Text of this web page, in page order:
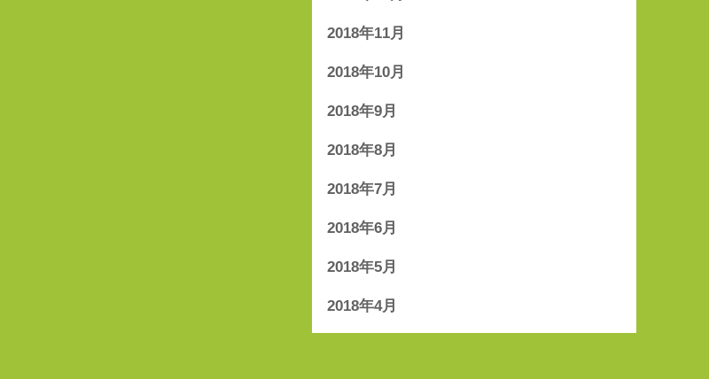
2018年11月
2018年10月
2018年9月
2018年8月
2018年7月
2018年6月
2018年5月
2018年4月